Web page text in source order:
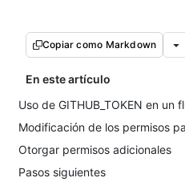
Copiar como Markdown
En este artículo
Uso de GITHUB_TOKEN en un
Modificación de los permisos
Otorgar permisos adicionales
Pasos siguientes